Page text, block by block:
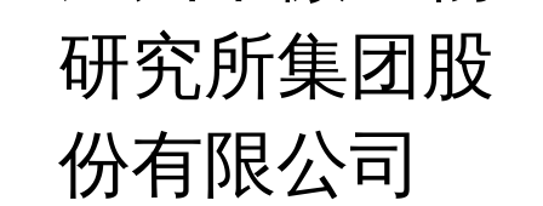
研究所集团股
份有限公司